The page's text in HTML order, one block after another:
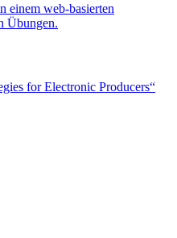
einem web-basierten
Übungen.
for Electronic Producers“